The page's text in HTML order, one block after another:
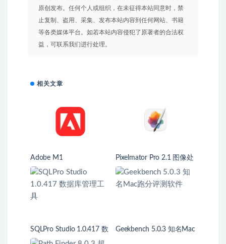
原创发布。任何个人或组织，在未征得本站同意时，禁
止复制、盗用、采集、发布本站内容到任何网站、书籍
等各类媒体平台。如若本站内容侵犯了原著者的合法权
益，可联系我们进行处理。
相关文章
Adobe M1
Pixelmator Pro 2.1 图像处
理软件
SQLPro Studio 1.0.417 数
据库管理工具
Geekbench 5.0.3 知名Mac